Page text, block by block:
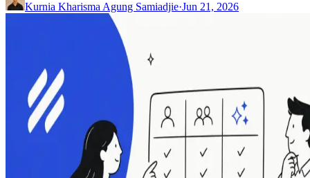
Kurnia Kharisma Agung Samiadjie·Jun 21, 2026